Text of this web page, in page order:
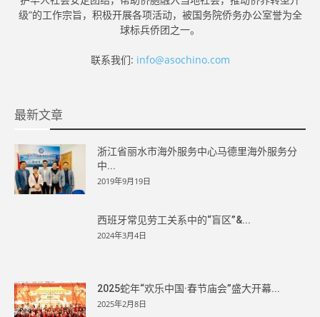
级”的工作宗旨，积极开展各项活动，被国务院侨务办公室誉为全
球标兵侨团之一。
联系我们: info@asochino.com
最新文章
浙江省丽水市海外服务中心马德里海外服务分
中...
2019年9月19日
西班牙常见劳工关系中的“盲区”&...
2024年3月4日
2025蛇年“欢乐中国·春节庙会”盛大开幕...
2025年2月8日